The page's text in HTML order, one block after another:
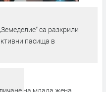
са разкрили
пасища в